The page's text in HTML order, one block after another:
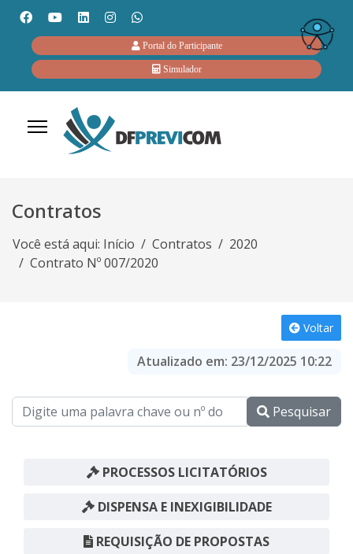
Portal do Participante
Simulador
Contratos
Você está aqui: Início Contratos
2020
Contrato Nº 007/2020
Voltar
Atualizado em: 23/12/2025 10:22
Pesquisar
PROCESSOS LICITATÓRIOS
DISPENSA E INEXIGIBILIDADE
REQUISIÇÃO DE PROPOSTAS